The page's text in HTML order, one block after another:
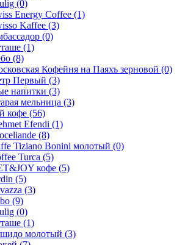
(0)
Energy Coffee (1)
Kaffee (3)
(0)
(1)
(8)
Кофейня на Паяхъ зерновой (0)
Первый (3)
напитки (3)
мельница (3)
кофе (56)
Efendi (1)
(8)
Tiziano Bonini молотый (0)
Turca (5)
кофе (5)
(5)
(3)
(9)
(0)
(1)
молотый (3)